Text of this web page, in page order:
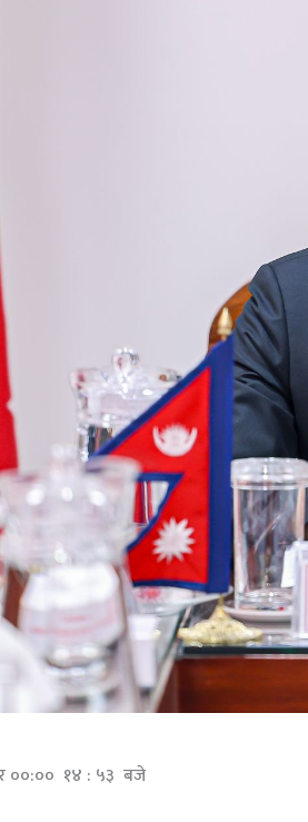
००:०० १४ : ५३ बजे